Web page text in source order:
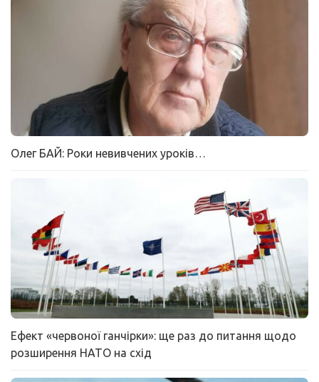
Олег БАЙ: Роки невивчених уроків…
Ефект «червоної ганчірки»: ще раз до питання щодо
розширення НАТО на схід